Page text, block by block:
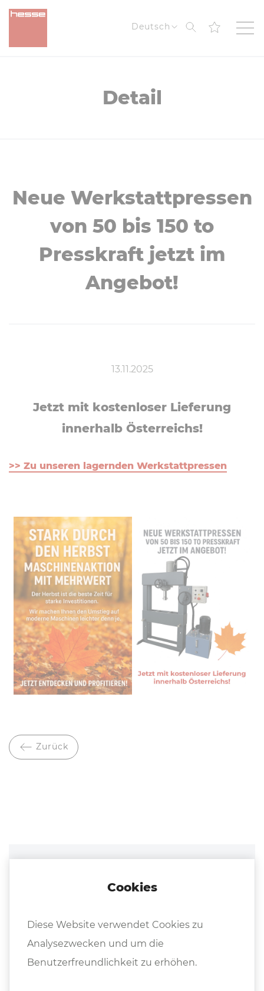
Deutsch Suche
Detail
Neue Werkstattpressen
von 50 bis 150 to
Presskraft jetzt im
Angebot!
13.11.2025
Jetzt mit kos­ten­lo­ser Lieferung
innerhalb Ös­ter­reichs!
>> Zu unseren lagernden Werkstattpressen
Zurück
Cookies
Diese Website verwendet Cookies zu
Analysezwecken und um die
Benutzerfreundlichkeit zu erhöhen.